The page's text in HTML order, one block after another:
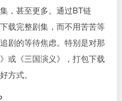
，甚至更多。通过BT链
载完整剧集，而不用苦苦等
剧的等待焦虑。特别是对那
或《三国演义》，打包下载
方式。